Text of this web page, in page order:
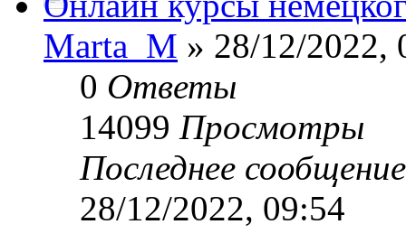
Marta_M » 28/12/2022,
0 Ответы
14099 Просмотры
Последнее
28/12/2022, 09:54